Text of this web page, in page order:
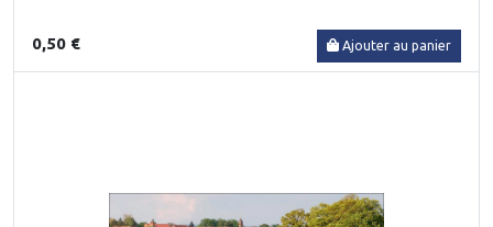
0,50 € Ajouter au panier